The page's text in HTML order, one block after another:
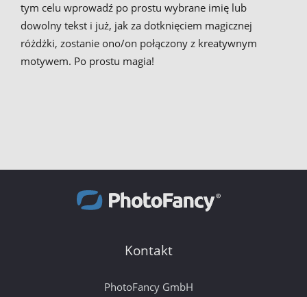
tym celu wprowadź po prostu wybrane imię lub
dowolny tekst i już, jak za dotknięciem magicznej
różdżki, zostanie ono/on połączony z kreatywnym
motywem. Po prostu magia!
Kontakt
PhotoFancy GmbH